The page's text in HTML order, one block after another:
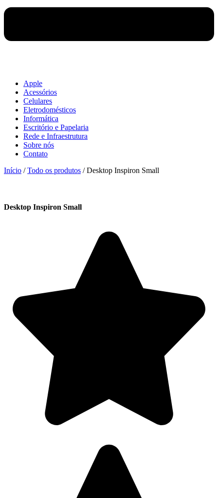
Apple
Acessórios
Celulares
Eletrodomésticos
Informática
Escritório e Papelaria
Rede e Infraestrutura
Sobre nós
Contato
Início /Todo os produtos / Desktop Inspiron Small
Desktop Inspiron Small